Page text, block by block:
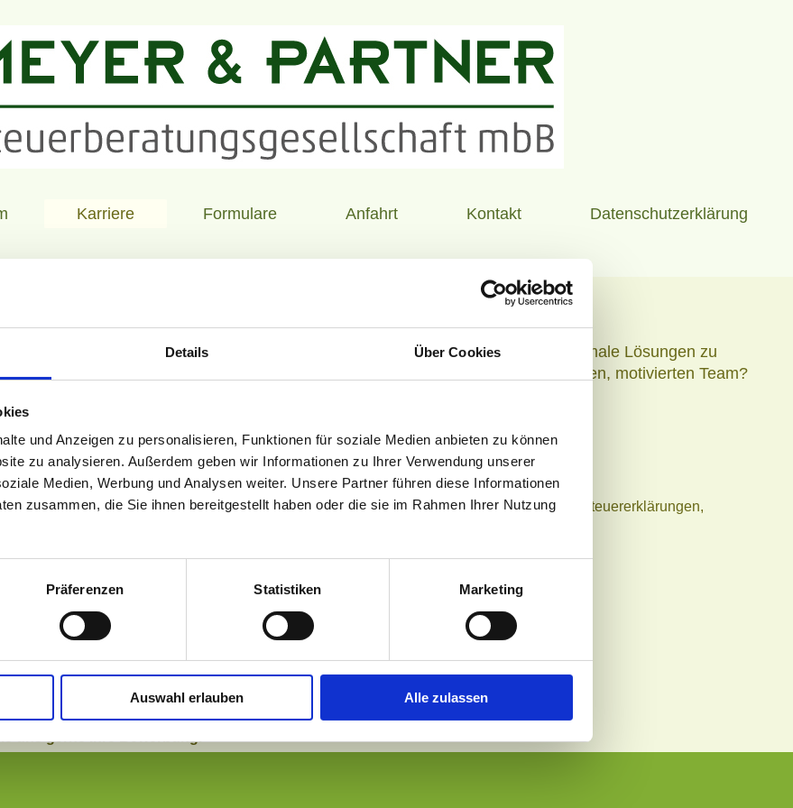
Details Über Cookies
und Anzeigen zu personalisieren, Funktionen für soziale Medien anbieten zu können
zu analysieren. Außerdem geben wir Informationen zu Ihrer Verwendung unserer
Medien, Werbung und Analysen weiter. Unsere Partner führen diese Informationen
zusammen, die Sie ihnen bereitgestellt haben oder die sie im Rahmen Ihrer Nutzung
Präferenzen Statistiken Marketing
Auswahl erlauben Alle zulassen
Karriere Formulare Anfahrt Kontakt Datenschutzerklärung
am Umgang mit Mandanten und haben die Ausdauer und den Willen, optimale Lösungen zu
... und Sie sind auf der Suche nach einer neuen Herausforderung in einem frischen, motivierten Team?
(m/w/d)
Bearbeitung von anspruchsvollen Finanz- und Lohnbuchführungen und die Erstellung von Steuererklärungen,
(m/w/d)
Erstellung von Steuererklärungen, Gewinnermittlungen und Jahresabschlüssen,
(m/w/d)